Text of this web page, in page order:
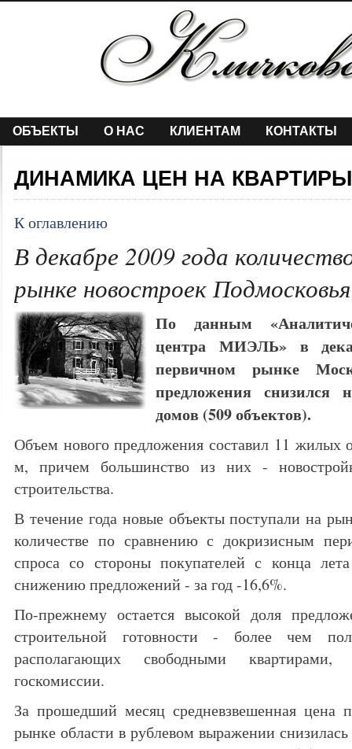
ОБЪЕКТЫ О НАС КЛИЕНТАМ КОНТАКТЫ
ДИНАМИКА ЦЕН НА КВАРТИРЫ
К оглавлению
В декабре 2009 года
рынке новостроек
По данным
центра МИЭЛЬ» в
первичном рынке
предложения снизился
домов (509 объектов).
Объем нового предложения составил 11 жилых
м, причем большинство из них -
строительства.
В течение года новые объекты поступали на
количестве по сравнению с докризисным
спроса со стороны покупателей с конца
снижению предложений - за год -16,6%.
По-прежнему остается высокой доля
строительной готовности - более чем
располагающих свободными
госкомиссии.
За прошедший месяц средневзвешенная цена
рынке области в рублевом выражении